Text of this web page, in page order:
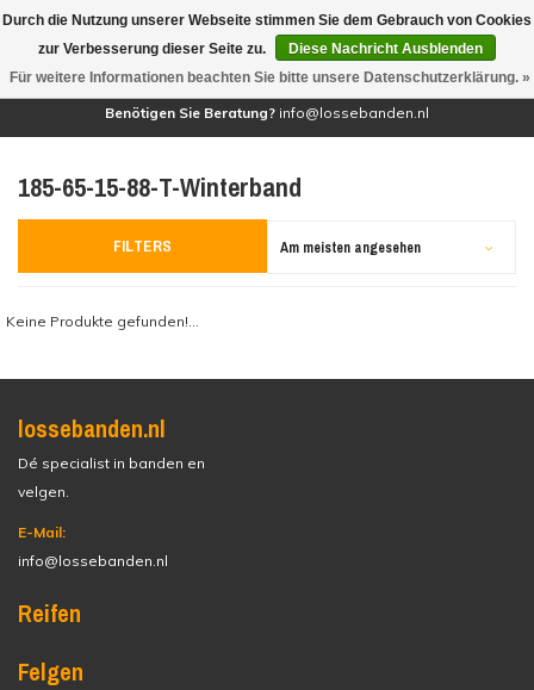
(0)
Benötigen Sie Beratung? info@lossebanden.nl
185-65-15-88-T-Winterband
FILTERS Am meisten angesehen
Keine Produkte gefunden!...
lossebanden.nl
Dé specialist in banden en
velgen.
E-Mail:
info@lossebanden.nl
Reifen
Felgen
Durch die Nutzung unserer Webseite stimmen Sie dem Gebrauch von Cookies
zur Verbesserung dieser Seite zu.
Diese Nachricht Ausblenden
Für weitere Informationen beachten Sie bitte unsere Datenschutzerklärung. »